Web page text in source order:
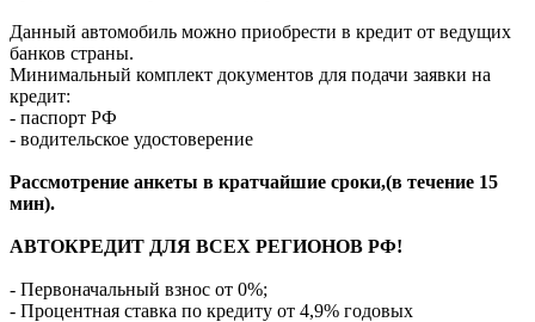
Данный автомобиль можно приобрести в кредит от ведущих
банков страны.
Минимальный комплект документов для подачи заявки на
кредит:
- паспорт РФ
- водительское удостоверение
Рассмотрение анкеты в кратчайшие сроки,(в течение 15
мин).
АВТОКРЕДИТ ДЛЯ ВСЕХ РЕГИОНОВ РФ!
- Первоначальный взнос от 0%;
- Процентная ставка по кредиту от 4,9% годовых